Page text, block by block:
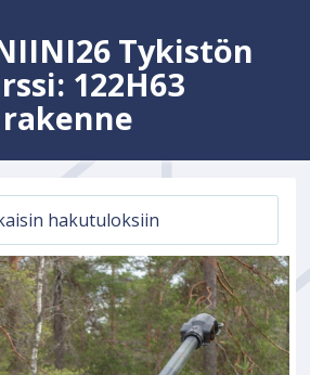
Tykistön
122H63
hakutuloksiin